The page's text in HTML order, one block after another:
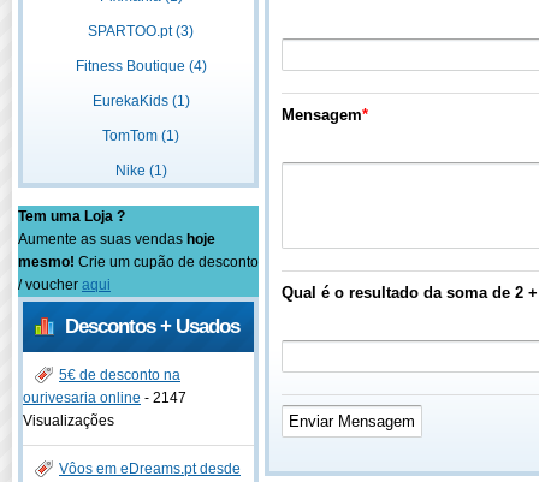
SPARTOO.pt (3)
Fitness Boutique (4)
EurekaKids (1)
TomTom (1)
Nike (1)
Tem uma Loja ?
Aumente as suas vendas hoje
mesmo! Crie um cupão de desconto
/ voucher aqui
Descontos + Usados
5€ de desconto na
ourivesaria online - 2147
Visualizações
Vôos em eDreams.pt desde
Mensagem*
Qual é o resultado da soma de 2